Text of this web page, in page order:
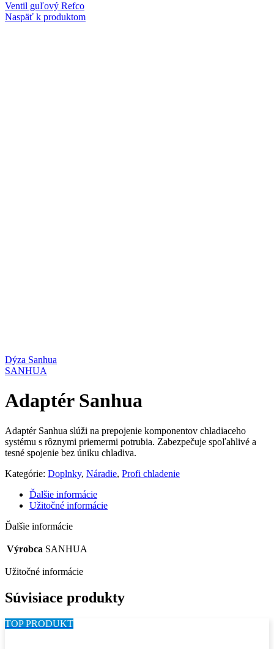
Ventil guľový Refco
Naspäť k produktom
Dýza Sanhua
SANHUA
Adaptér Sanhua
Adaptér Sanhua slúži na prepojenie komponentov chladiaceho
systému s rôznymi priemermi potrubia. Zabezpečuje spoľahlivé a
tesné spojenie bez úniku chladiva.
Kategórie: Doplnky, Náradie, Profi chladenie
Ďalšie informácie
Užitočné informácie
Ďalšie informácie
Výrobca SANHUA
Užitočné informácie
Súvisiace produkty
TOP PRODUKT